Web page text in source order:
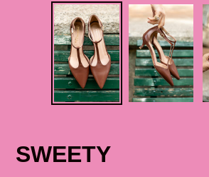
SWEETY